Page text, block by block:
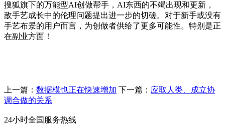
搜狐旗下的万能型AI创做帮手，AI东西的不竭出现和更新，
敌手艺成长中的伦理问题提出进一步的切磋。对于新手或没有
手艺布景的用户而言，为创做者供给了更多可能性。特别是正
在副业方面！
上一篇： 数据模也正在快速增加 下一篇： 应取人类、成立协
调合做的关系
24小时全国服务热线